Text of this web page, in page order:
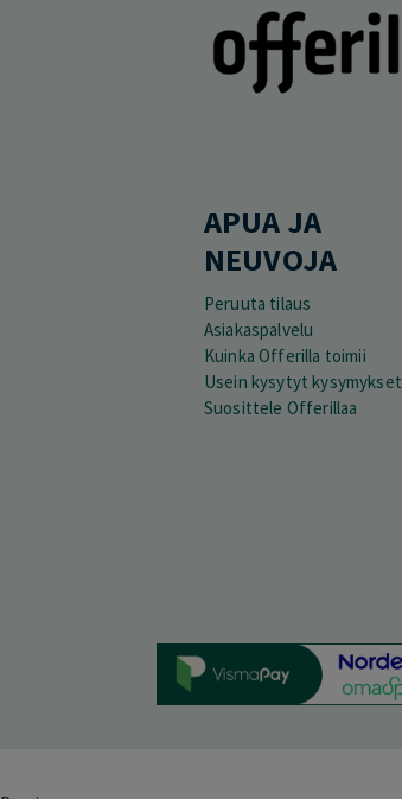
APUA JA
NEUVOJA
Peruuta tilaus
Asiakaspalvelu
Kuinka Offerilla toimii
Usein kysytyt kysymykset
Suosittele Offerillaa